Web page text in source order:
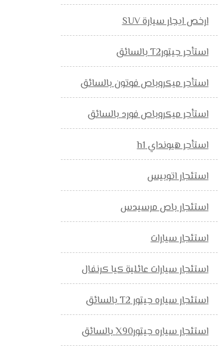
ارخص ايجار سيارة SUV
استأجر جيتورT2 بالسائق
استأجر ميكروباص فوتون بالسائق
استأجر ميكروباص فورد بالسائق
استأجر هيونداي h1
استئجار اتوبيس
استئجار باص مرسيدس
استئجار سيارات
استئجار سيارات عائلية كيا كرنفال
استئجار سياره جيتور T2 بالسائق
استئجار سياره جيتورX90 بالسائق